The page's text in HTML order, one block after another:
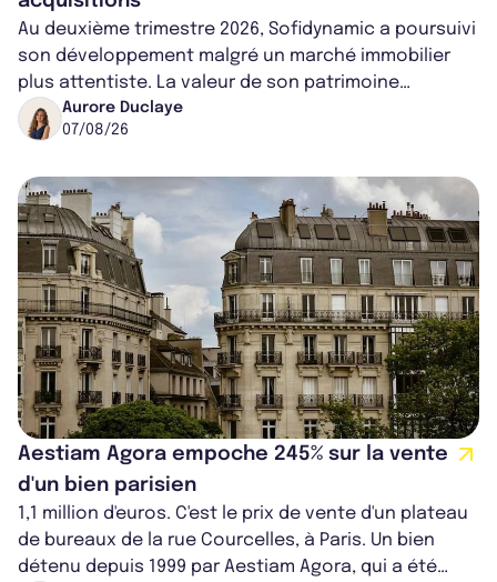
Au deuxième trimestre 2026, Sofidynamic a poursuivi
son développement malgré un marché immobilier
plus attentiste. La valeur de son patrimoine
progresse de 3,8% à périmètre constan...
Aurore Duclaye
07/08/26
Aestiam Agora empoche 245% sur la vente
d'un bien parisien
1,1 million d'euros. C'est le prix de vente d'un plateau
de bureaux de la rue Courcelles, à Paris. Un bien
détenu depuis 1999 par Aestiam Agora, qui a été